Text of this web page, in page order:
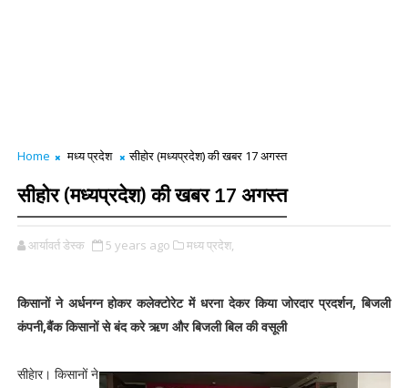
Home मध्य प्रदेश सीहोर (मध्यप्रदेश) की खबर 17 अगस्त
सीहोर (मध्यप्रदेश) की खबर 17 अगस्त
आर्यावर्त डेस्क 5 years ago मध्य प्रदेश,
किसानों ने अर्धनग्न होकर कलेक्टोरेट में धरना देकर किया जोरदार प्रदर्शन, बिजली
कंपनी,बैंक किसानों से बंद करे ऋण और बिजली बिल की वसूली
सीहेार। किसानों ने